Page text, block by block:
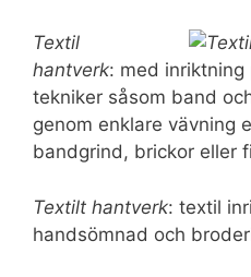
Textil
hantverk: med
tekniker såsom band
genom enklare vävning
bandgrind, brickor eller
Textilt hantverk: textil
handsömnad och